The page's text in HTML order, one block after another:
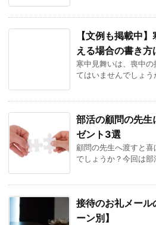
【文例も掲載中
える場合の書き方
寒中見舞いは、喪中
てはいませんでしょ
部活の顧問の先生
ゼント3選
顧問の先生へ渡すと
でしょうか？今回は
接待のお礼メー
ーン別】